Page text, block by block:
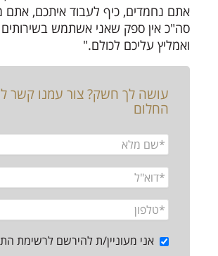
אתם נחמדים, כיף לעבוד איתכם, אתם
סה"כ אין ספק שאני אשתמש
ואמליץ עליכם לכולם."
עושה לך חשק? צור עמנו קשר
החלום
אני מעוניין/ת להירשם לרשימת